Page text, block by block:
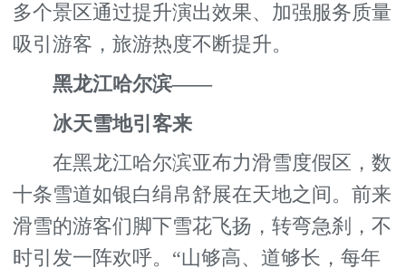
多个景区通过提升演出效果、加强服务质量
吸引游客，旅游热度不断提升。
黑龙江哈尔滨——
冰天雪地引客来
在黑龙江哈尔滨亚布力滑雪度假区，数
十条雪道如银白绢帛舒展在天地之间。前来
滑雪的游客们脚下雪花飞扬，转弯急刹，不
时引发一阵欢呼。“山够高、道够长，每年